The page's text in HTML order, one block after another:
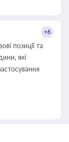
+6
позиції та
які